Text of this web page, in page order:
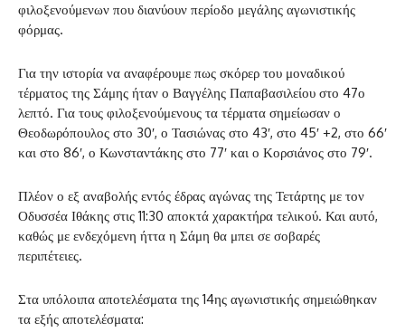
φιλοξενούμενων που διανύουν περίοδο μεγάλης αγωνιστικής
φόρμας.
Για την ιστορία να αναφέρουμε πως σκόρερ του μοναδικού
τέρματος της Σάμης ήταν ο Βαγγέλης Παπαβασιλείου στο 47ο
λεπτό. Για τους φιλοξενούμενους τα τέρματα σημείωσαν ο
Θεοδωρόπουλος στο 30′, ο Τασιώνας στο 43′, στο 45′ +2, στο 66′
και στο 86′, ο Κωνσταντάκης στο 77′ και ο Κορσιάνος στο 79′.
Πλέον ο εξ αναβολής εντός έδρας αγώνας της Τετάρτης με τον
Οδυσσέα Ιθάκης στις 11:30 αποκτά χαρακτήρα τελικού. Και αυτό,
καθώς με ενδεχόμενη ήττα η Σάμη θα μπει σε σοβαρές
περιπέτειες.
Στα υπόλοιπα αποτελέσματα της 14ης αγωνιστικής σημειώθηκαν
τα εξής αποτελέσματα: